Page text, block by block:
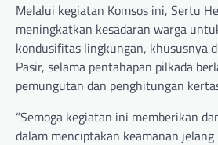
Melalui kegiatan Komsos ini, Sertu
meningkatkan kesadaran warga
kondusifitas lingkungan, khususnya
Pasir, selama pentahapan pilkada
pemungutan dan penghitungan
“Semoga kegiatan ini memberikan
dalam menciptakan keamanan